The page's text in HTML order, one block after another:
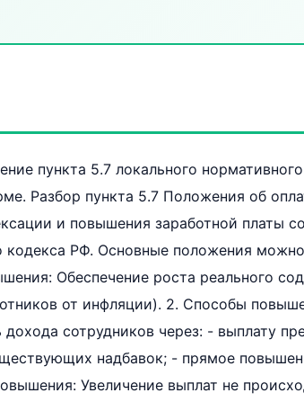
пункта 5.7 локального
Разбор пункта 5.7 Положения об
и повышения заработной платы
кодекса РФ. Основные положения
Обеспечение роста реального
от инфляции). 2. Способы
сотрудников через: - выплату
надбавок; - прямое
Увеличение выплат не